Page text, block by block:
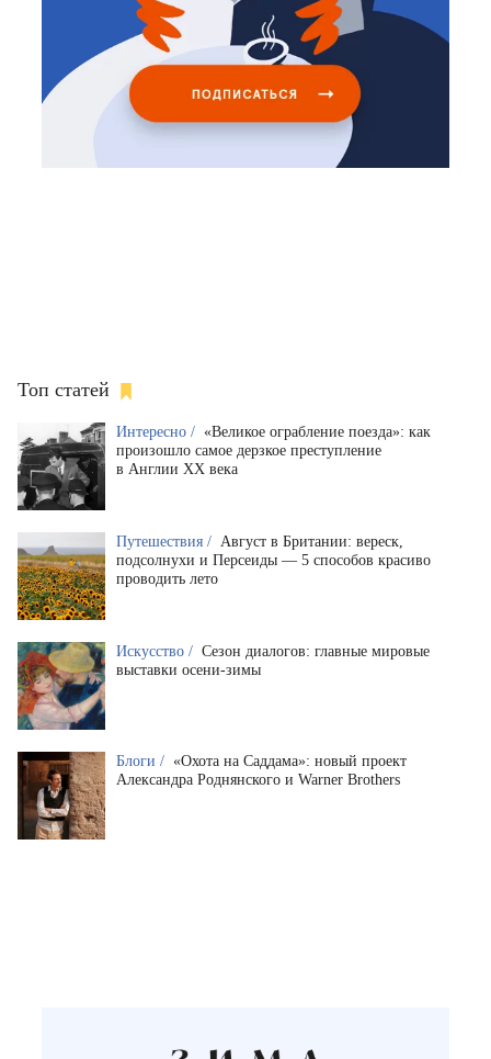
Топ статей
Интересно / «Великое ограбление поезда»: как
произошло самое дерзкое преступление
в Англии XX века
Путешествия / Август в Британии: вереск,
подсолнухи и Персеиды — 5 способов красиво
проводить лето
Искусство / Сезон диалогов: главные мировые
выставки осени-зимы
Блоги / «Охота на Саддама»: новый проект
Александра Роднянского и Warner Brothers